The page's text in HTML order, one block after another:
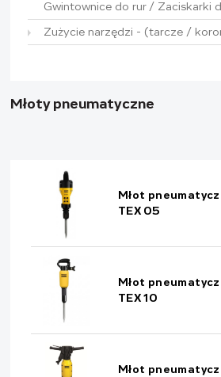
Gwintownice do rur / Zaciskarki
Zużycie narzędzi - (tarcze /
Młoty pneumatyczne
Młot
TEX 05
Młot
TEX 10
Młot